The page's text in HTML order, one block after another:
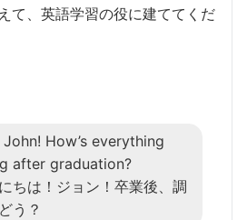
て、英語学習の役に建ててくだ
John! How’s everything
after graduation?
ちは！ジョン！卒業後、調
う？